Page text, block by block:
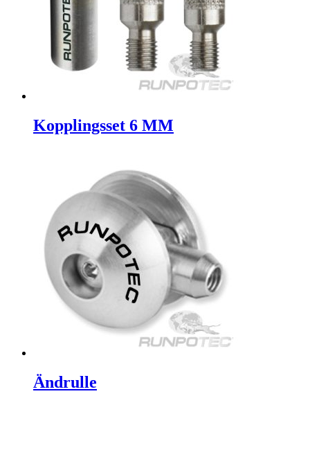
Kopplingsset 6 MM
Ändrulle